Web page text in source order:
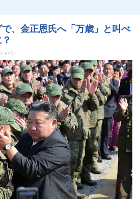
、金正恩氏へ「万歳」と叫べ
ャパン